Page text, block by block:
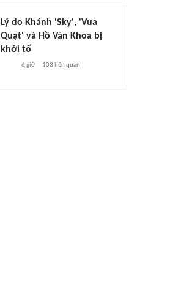
Lý do Khánh 'Sky', 'Vua
Quạt' và Hồ Văn Khoa bị
khởi tố
6 giờ 103 liên quan